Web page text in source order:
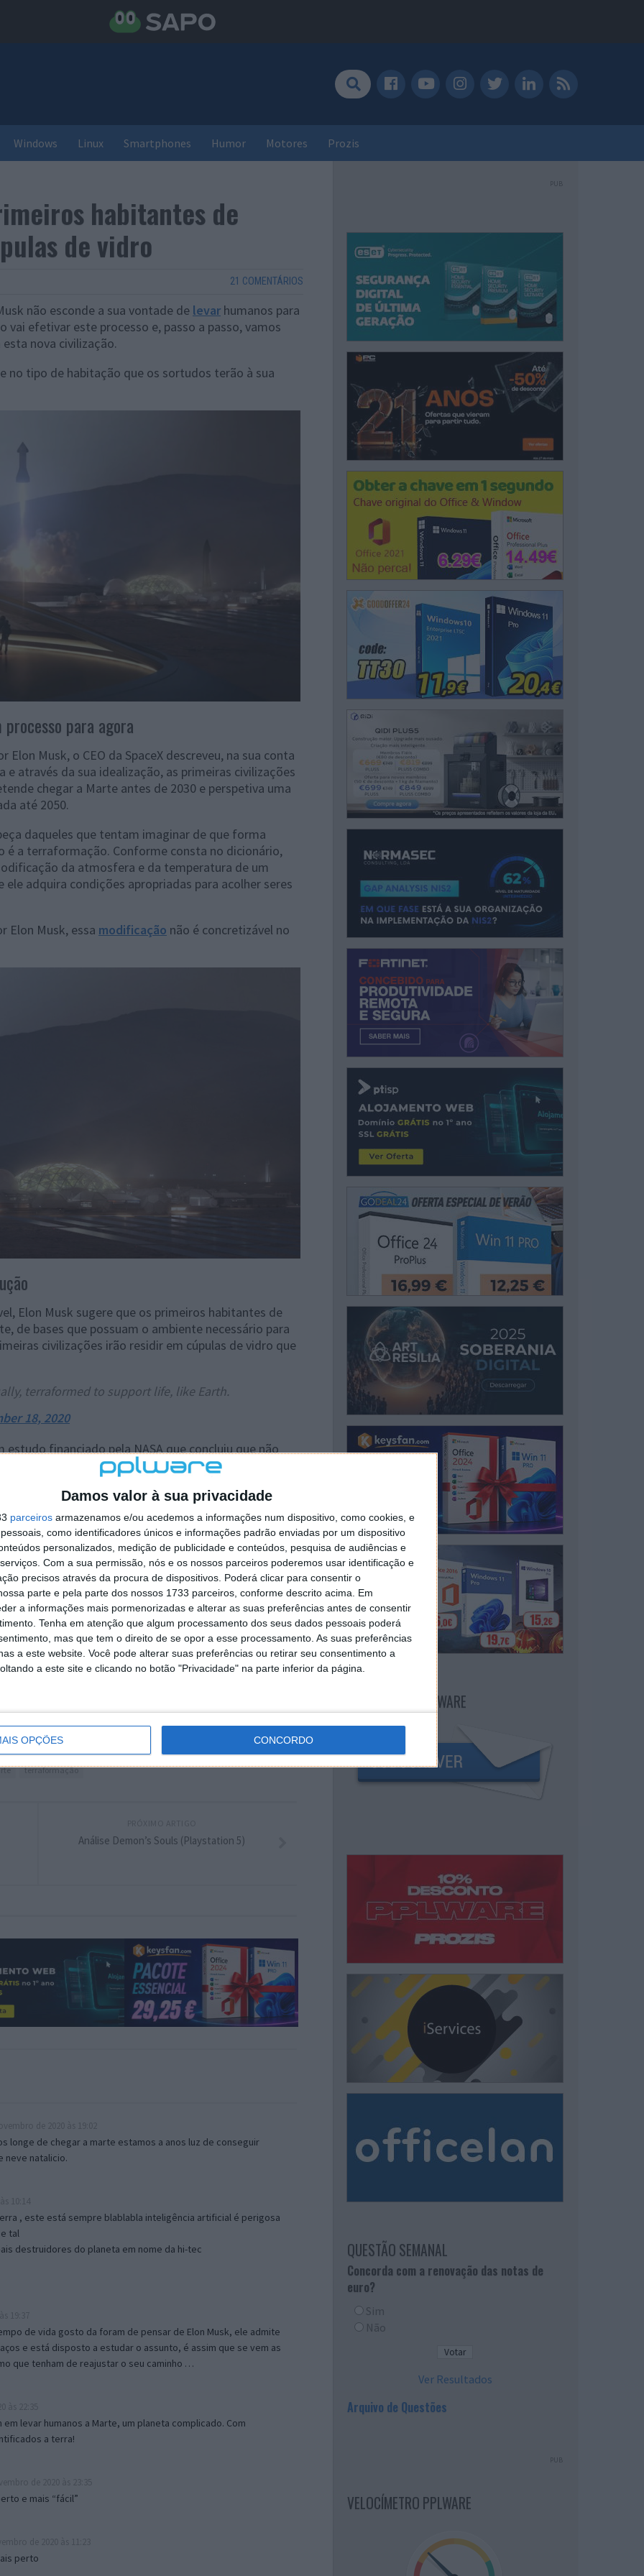
Damos valor à sua privacidade
parceiros armazenamos e/ou acedemos a informações num dispositivo, como cookies, e
como identificadores únicos e informações padrão enviadas por um dispositivo
personalizados, medição de publicidade e conteúdos, pesquisa de audiências e
Com a sua permissão, nós e os nossos parceiros poderemos usar identificação e
precisos através da procura de dispositivos. Poderá clicar para consentir o
parte e pela parte dos nossos 1733 parceiros, conforme descrito acima. Em
a informações mais pormenorizadas e alterar as suas preferências antes de consentir
Tenha em atenção que algum processamento dos seus dados pessoais poderá
mas que tem o direito de se opor a esse processamento. As suas preferências
a este website. Você pode alterar suas preferências ou retirar seu consentimento a
a este site e clicando no botão "Privacidade" na parte inferior da página.
OPÇÕES CONCORDO
Windows Linux Smartphones Humor Motores Prozis
habitantes de
de vidro
21 COMENTÁRIOS
não esconde a sua vontade de levar humanos para
vai efetivar este processo e, passo a passo, vamos
nova civilização.
no tipo de habitação que os sortudos terão à sua
para agora
Musk, o CEO da SpaceX descreveu, na sua conta
através da sua idealização, as primeiras civilizações
chegar a Marte antes de 2030 e perspetiva uma
até 2050.
daqueles que tentam imaginar de que forma
é a terraformação. Conforme consta no dicionário,
da atmosfera e da temperatura de um
adquira condições apropriadas para acolher seres
Elon Musk, essa modificação não é concretizável no
Elon Musk sugere que os primeiros habitantes de
de bases que possuam o ambiente necessário para
civilizações irão residir em cúpulas de vidro que
terraformed to support life, like Earth.
18, 2020
financiado pela NASA que concluiu que não
de água suficientes, para garantir uma
uma cidade sustentável em Marte, como já
processo.
ainda não conhecemos totalmente, necessitará de
gigante.
artigo tem mais de um ano
no Google Notícias
Autor:Ana Sofia Neto
terraformação
Análise Demon’s Souls (Playstation 5)
longe de chegar a marte estamos a anos luz de conseguir
neve natalicio.
, este está sempre blablabla inteligência artificial é perigosa
tal
destruidores do planeta em nome da hi-tec
de vida gosto da foram de pensar de Elon Musk, ele admite
e está disposto a estudar o assunto, é assim que se vem as
que tenham de reajustar o seu caminho …
levar humanos a Marte, um planeta complicado. Com
a terra!
e mais “fácil”
perto
PUB
NEWSLETTER PPLWARE
QUESTÃO SEMANAL
Concorda com a renovação das notas de
euro?
Sim
Não
Ver Resultados
Arquivo de Questões
PUB
VELOCÍMETRO PPLWARE